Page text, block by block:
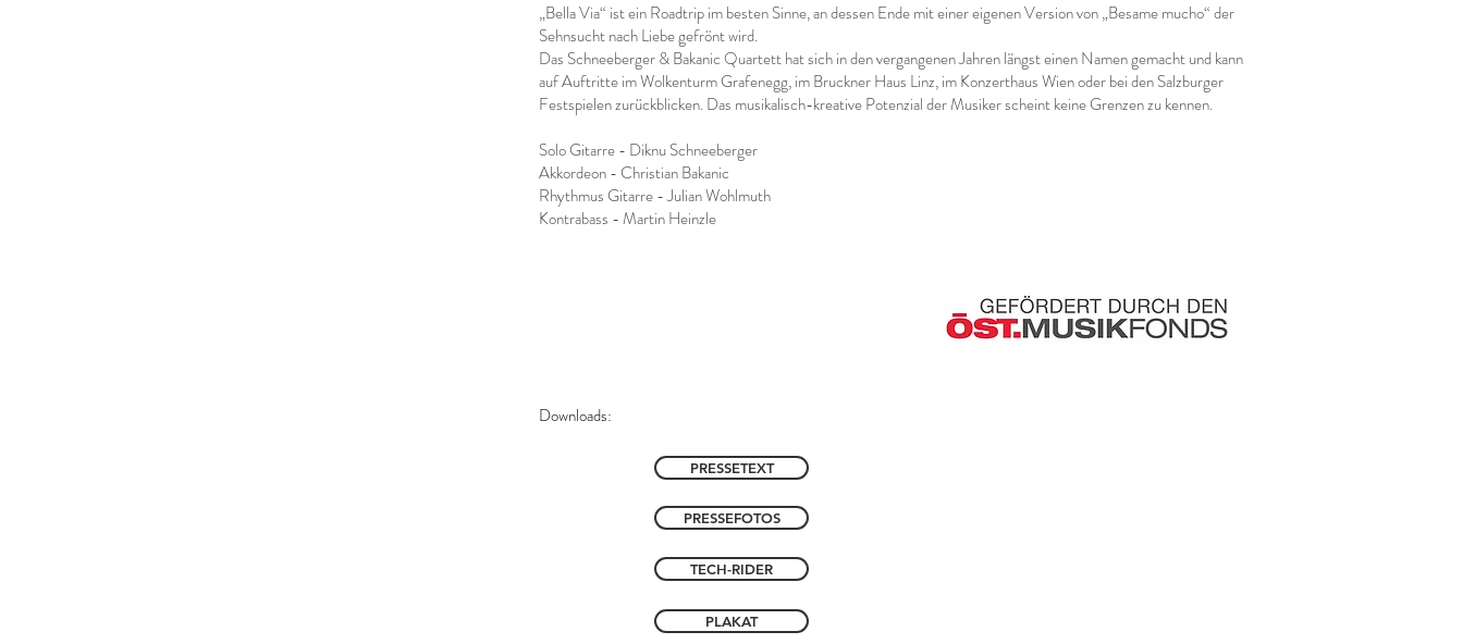
„Bella Via“ ist ein Roadtrip im besten Sinne, an dessen Ende mit einer eigenen Version von „Besame mucho“ der
Sehnsucht nach Liebe gefrönt wird.
Das Schneeberger & Bakanic Quartett hat sich in den vergangenen Jahren längst einen Namen gemacht und kann
auf Auftritte im Wolkenturm Grafenegg, im Bruckner Haus Linz, im Konzerthaus Wien oder bei den Salzburger
Festspielen zurückblicken. Das musikalisch-kreative Potenzial der Musiker scheint keine Grenzen zu kennen.
Solo Gitarre - Diknu Schneeberger
Akkordeon - Christian Bakanic
Rhythmus Gitarre - Julian Wohlmuth
Kontrabass - Martin Heinzle
Downloads:
PRESSETEXT
PRESSEFOTOS
TECH-RIDER
PLAKAT